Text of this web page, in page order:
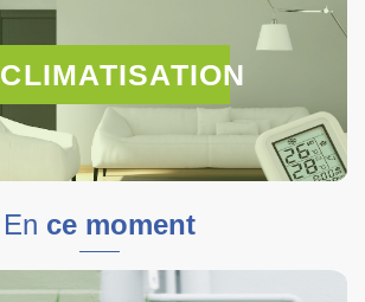
CLIMATISATION
En ce moment